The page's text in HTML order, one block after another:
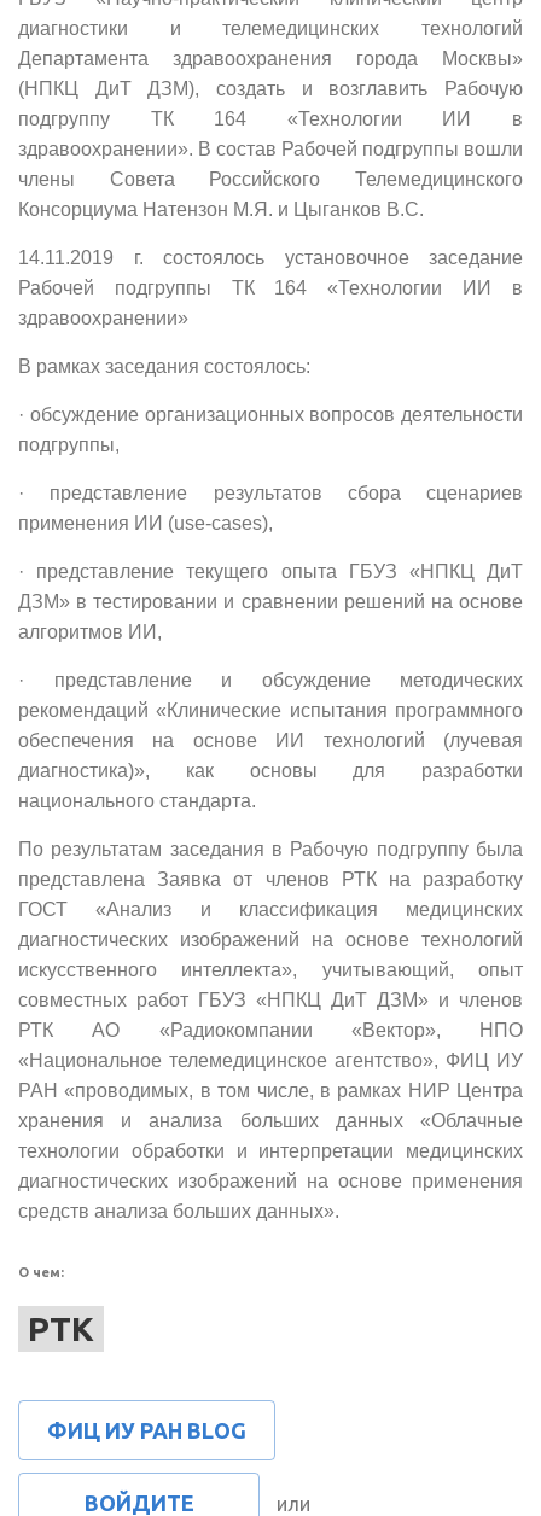
диагностики и телемедицинских технологий
Департамента здравоохранения города Москвы»
(НПКЦ ДиТ ДЗМ), создать и возглавить Рабочую
подгруппу ТК 164 «Технологии ИИ в
здравоохранении». В состав Рабочей подгруппы вошли
члены Совета Российского Телемедицинского
Консорциума Натензон М.Я. и Цыганков В.С.
14.11.2019 г. состоялось установочное заседание
Рабочей подгруппы ТК 164 «Технологии ИИ в
здравоохранении»
В рамках заседания состоялось:
· обсуждение организационных вопросов деятельности
подгруппы,
· представление результатов сбора сценариев
применения ИИ (use-cases),
· представление текущего опыта ГБУЗ «НПКЦ ДиТ
ДЗМ» в тестировании и сравнении решений на основе
алгоритмов ИИ,
· представление и обсуждение методических
рекомендаций «Клинические испытания программного
обеспечения на основе ИИ технологий (лучевая
диагностика)», как основы для разработки
национального стандарта.
По результатам заседания в Рабочую подгруппу была
представлена Заявка от членов РТК на разработку
ГОСТ «Анализ и классификация медицинских
диагностических изображений на основе технологий
искусственного интеллекта», учитывающий, опыт
совместных работ ГБУЗ «НПКЦ ДиТ ДЗМ» и членов
РТК АО «Радиокомпании «Вектор», НПО
«Национальное телемедицинское агентство», ФИЦ ИУ
РАН «проводимых, в том числе, в рамках НИР Центра
хранения и анализа больших данных «Облачные
технологии обработки и интерпретации медицинских
диагностических изображений на основе применения
средств анализа больших данных».
О чем:
РТК
ФИЦ ИУ РАН BLOG
ВОЙДИТЕ или